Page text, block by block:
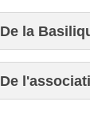
De la
De